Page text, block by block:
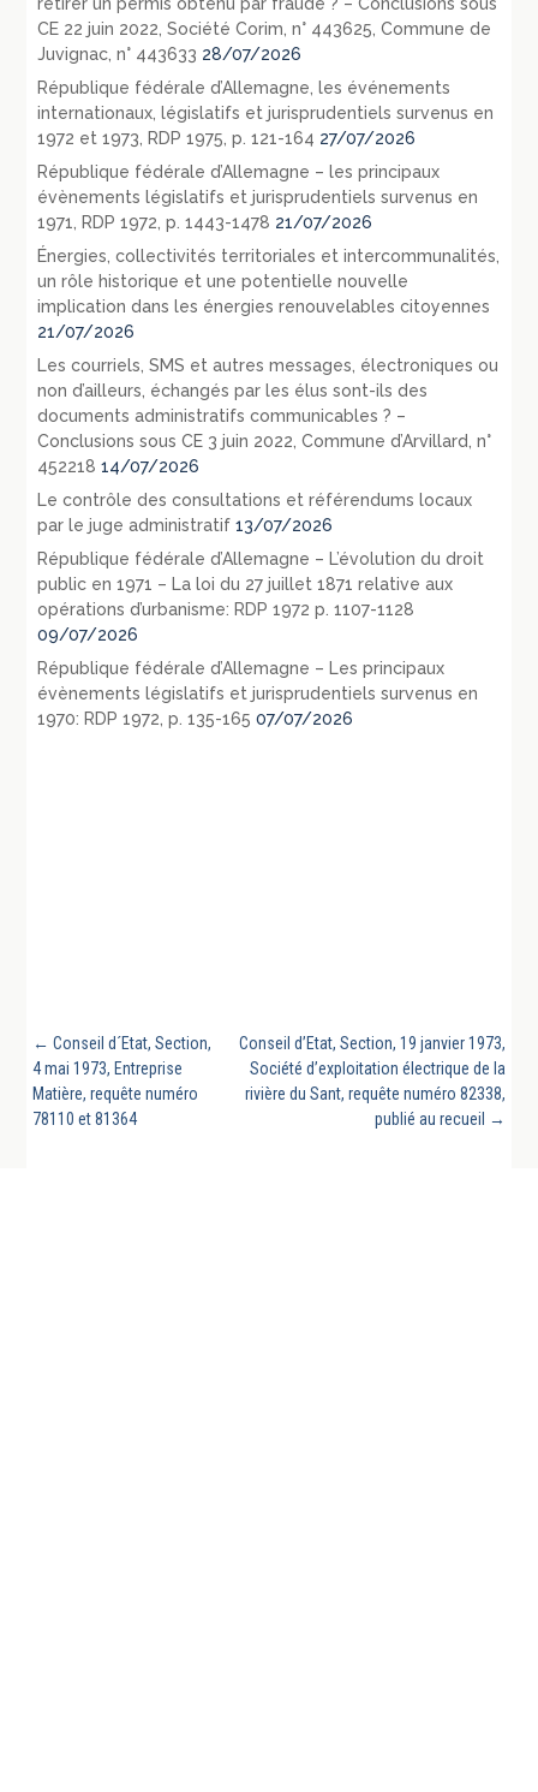
CE 22 juin 2022, Société Corim, n° 443625, Commune de
Juvignac, n° 443633 28/07/2026
République fédérale d’Allemagne, les événements
internationaux, législatifs et jurisprudentiels survenus en
1972 et 1973, RDP 1975, p. 121-164 27/07/2026
République fédérale d’Allemagne – les principaux
évènements législatifs et jurisprudentiels survenus en
1971, RDP 1972, p. 1443-1478 21/07/2026
Énergies, collectivités territoriales et intercommunalités,
un rôle historique et une potentielle nouvelle
implication dans les énergies renouvelables citoyennes
21/07/2026
Les courriels, SMS et autres messages, électroniques ou
non d’ailleurs, échangés par les élus sont-ils des
documents administratifs communicables ? –
Conclusions sous CE 3 juin 2022, Commune d’Arvillard, n°
452218 14/07/2026
Le contrôle des consultations et référendums locaux
par le juge administratif 13/07/2026
République fédérale d’Allemagne – L’évolution du droit
public en 1971 – La loi du 27 juillet 1871 relative aux
opérations d’urbanisme: RDP 1972 p. 1107-1128
09/07/2026
République fédérale d’Allemagne – Les principaux
évènements législatifs et jurisprudentiels survenus en
1970: RDP 1972, p. 135-165 07/07/2026
← Conseil d´Etat, Section,
4 mai 1973, Entreprise
Matière, requête numéro
78110 et 81364
Conseil d’Etat, Section, 19 janvier 1973,
Société d’exploitation électrique de la
rivière du Sant, requête numéro 82338,
publié au recueil →